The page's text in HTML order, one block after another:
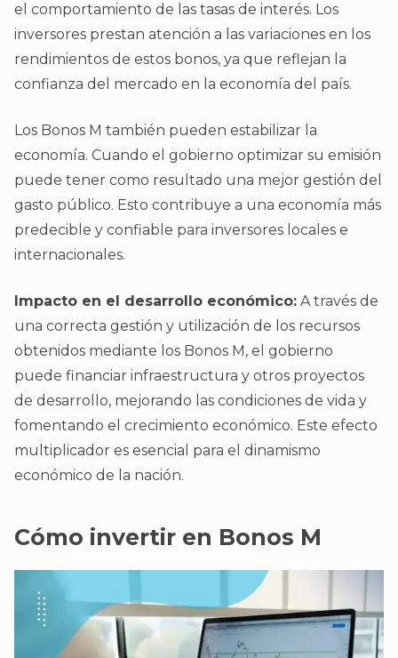
el comportamiento de las tasas de interés. Los
inversores prestan atención a las variaciones en los
rendimientos de estos bonos, ya que reflejan la
confianza del mercado en la economía del país.
Los Bonos M también pueden estabilizar la
economía. Cuando el gobierno optimizar su emisión
puede tener como resultado una mejor gestión del
gasto público. Esto contribuye a una economía más
predecible y confiable para inversores locales e
internacionales.
Impacto en el desarrollo económico: A través de
una correcta gestión y utilización de los recursos
obtenidos mediante los Bonos M, el gobierno
puede financiar infraestructura y otros proyectos
de desarrollo, mejorando las condiciones de vida y
fomentando el crecimiento económico. Este efecto
multiplicador es esencial para el dinamismo
económico de la nación.
Cómo invertir en Bonos M